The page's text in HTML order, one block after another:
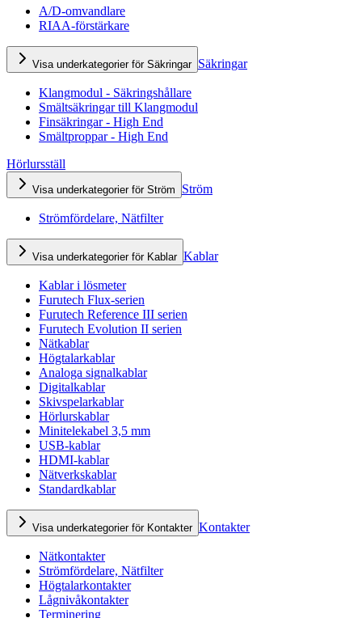
A/D-omvandlare
RIAA-förstärkare
Visa underkategorier för Säkringar Säkringar
Klangmodul - Säkringshållare
Smältsäkringar till Klangmodul
Finsäkringar - High End
Smältproppar - High End
Hörlursställ
Visa underkategorier för Ström Ström
Strömfördelare, Nätfilter
Visa underkategorier för Kablar Kablar
Kablar i lösmeter
Furutech Flux-serien
Furutech Reference III serien
Furutech Evolution II serien
Nätkablar
Högtalarkablar
Analoga signalkablar
Digitalkablar
Skivspelarkablar
Hörlurskablar
Minitelekabel 3,5 mm
USB-kablar
HDMI-kablar
Nätverkskablar
Standardkablar
Visa underkategorier för Kontakter Kontakter
Nätkontakter
Strömfördelare, Nätfilter
Högtalarkontakter
Lågnivåkontakter
Terminering